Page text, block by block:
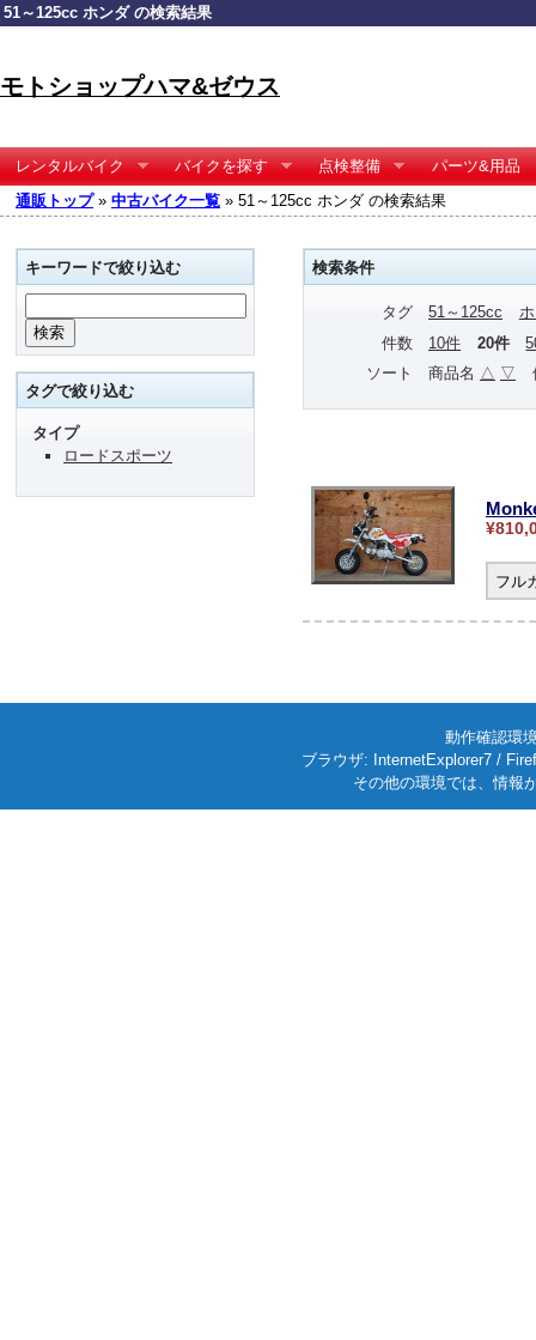
51～125cc ホンダ の検索結果
モトショップハマ&ゼウス
レンタルバイク バイクを探す 点検整備
パーツ&用品
通販トップ» 中古バイク一覧 » 51～125cc ホンダ の検索結果
検索条件
タグ 51～125cc
件数
10件 20件
ソート
商品名 △ ▽
フル
キーワードで絞り込む
タグで絞り込む
タイプ
ロードスポーツ
動作確認環
ブラウザ: InternetExplorer7 /
その他の環境では、情報